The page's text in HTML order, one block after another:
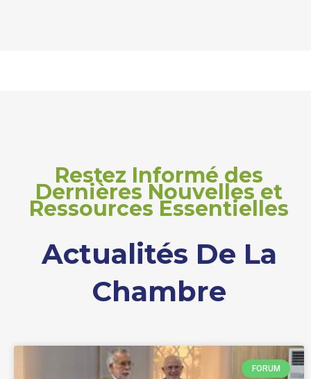
Restez Informé des
Dernières Nouvelles et
Ressources Essentielles
Actualités De La
Chambre
FORUM